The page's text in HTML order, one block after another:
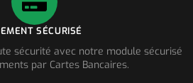
SÉCURISÉ
sécurité avec notre module sécurisé
par Cartes Bancaires.